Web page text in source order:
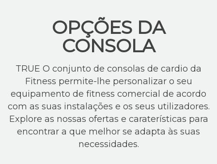
OPÇÕES DA
CONSOLA
TRUE O conjunto de consolas de cardio da
Fitness permite-lhe personalizar o seu
equipamento de fitness comercial de acordo
com as suas instalações e os seus utilizadores.
Explore as nossas ofertas e caraterísticas para
encontrar a que melhor se adapta às suas
necessidades.